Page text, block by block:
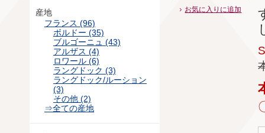
お気に入りに追加
産地
フランス (96)
ボルドー (35)
ブルゴーニュ (43)
アルザス (4)
ロワール (6)
ラングドック (3)
ラングドック/ルーション
(3)
その他 (2)
⇒全ての産地